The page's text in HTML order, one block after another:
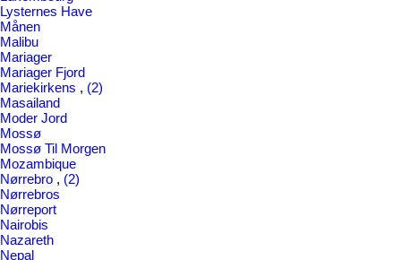
Lysternes Have
Månen
Malibu
Mariager
Mariager Fjord
Mariekirkens , (2)
Masailand
Moder Jord
Mossø
Mossø Til Morgen
Mozambique
Nørrebro , (2)
Nørrebros
Nørreport
Nairobis
Nazareth
Nepal